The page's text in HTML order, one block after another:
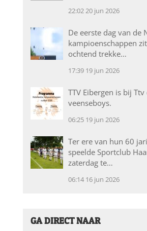
22:0220 jun 2026
De eerste dag van de
kampioenschappen
ochtend trekke…
17:39 19 jun 2026
TTV Eibergen is bij Ttv
veenseboys.
06:25 19 jun 2026
Ter ere van hun 60
speelde Sportclub
zaterdag te…
06:14 16 jun 2026
GA DIRECT NAAR